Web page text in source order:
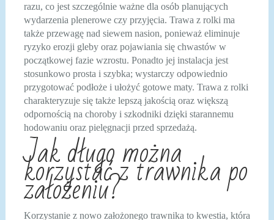
razu, co jest szczególnie ważne dla osób planujących
wydarzenia plenerowe czy przyjęcia. Trawa z rolki ma
także przewagę nad siewem nasion, ponieważ eliminuje
ryzyko erozji gleby oraz pojawiania się chwastów w
początkowej fazie wzrostu. Ponadto jej instalacja jest
stosunkowo prosta i szybka; wystarczy odpowiednio
przygotować podłoże i ułożyć gotowe maty. Trawa z rolki
charakteryzuje się także lepszą jakością oraz większą
odpornością na choroby i szkodniki dzięki starannemu
hodowaniu oraz pielęgnacji przed sprzedażą.
Jak długo można
korzystać z trawnika po
założeniu?
Korzystanie z nowo założonego trawnika to kwestia, która